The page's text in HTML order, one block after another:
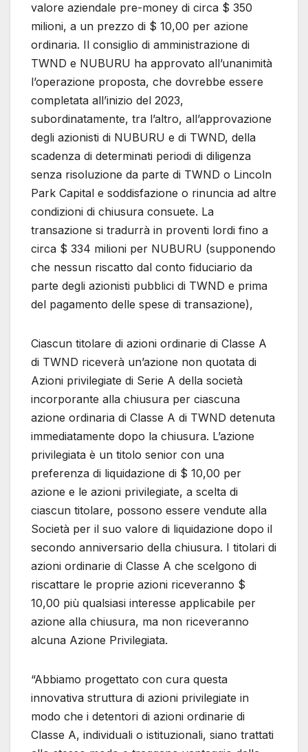
valore aziendale pre-money di circa $ 350
milioni, a un prezzo di $ 10,00 per azione
ordinaria. Il consiglio di amministrazione di
TWND e NUBURU ha approvato all’unanimità
l’operazione proposta, che dovrebbe essere
completata all’inizio del 2023,
subordinatamente, tra l’altro, all’approvazione
degli azionisti di NUBURU e di TWND, della
scadenza di determinati periodi di diligenza
senza risoluzione da parte di TWND o Lincoln
Park Capital e soddisfazione o rinuncia ad altre
condizioni di chiusura consuete. La
transazione si tradurrà in proventi lordi fino a
circa $ 334 milioni per NUBURU (supponendo
che nessun riscatto dal conto fiduciario da
parte degli azionisti pubblici di TWND e prima
del pagamento delle spese di transazione),
Ciascun titolare di azioni ordinarie di Classe A
di TWND riceverà un’azione non quotata di
Azioni privilegiate di Serie A della società
incorporante alla chiusura per ciascuna
azione ordinaria di Classe A di TWND detenuta
immediatamente dopo la chiusura. L’azione
privilegiata è un titolo senior con una
preferenza di liquidazione di $ 10,00 per
azione e le azioni privilegiate, a scelta di
ciascun titolare, possono essere vendute alla
Società per il suo valore di liquidazione dopo il
secondo anniversario della chiusura. I titolari di
azioni ordinarie di Classe A che scelgono di
riscattare le proprie azioni riceveranno $
10,00 più qualsiasi interesse applicabile per
azione alla chiusura, ma non riceveranno
alcuna Azione Privilegiata.
“Abbiamo progettato con cura questa
innovativa struttura di azioni privilegiate in
modo che i detentori di azioni ordinarie di
Classe A, individuali o istituzionali, siano trattati